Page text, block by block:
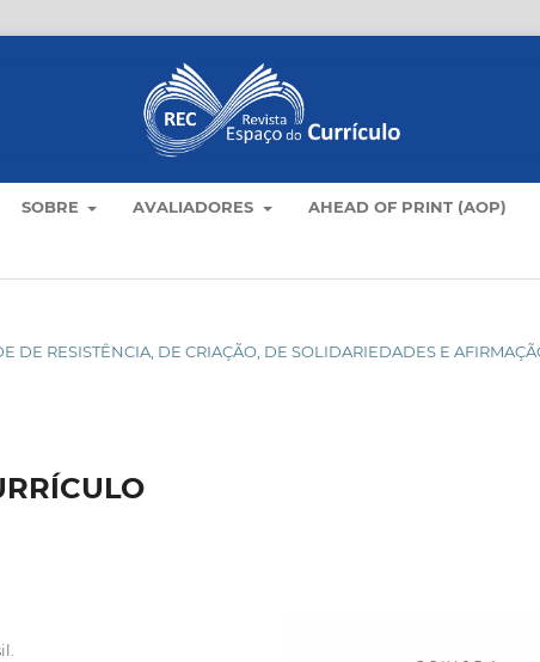
SOBRE AVALIADORES AHEAD OF PRINT (AOP)
DE RESISTÊNCIA, DE CRIAÇÃO, DE SOLIDARIEDADES E